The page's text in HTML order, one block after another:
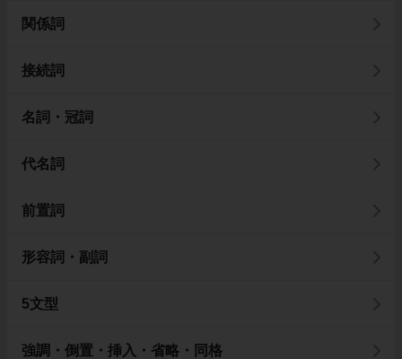
関係詞
接続詞
名詞・冠詞
代名詞
前置詞
形容詞・副詞
5文型
強調・倒置・挿入・省略・同格